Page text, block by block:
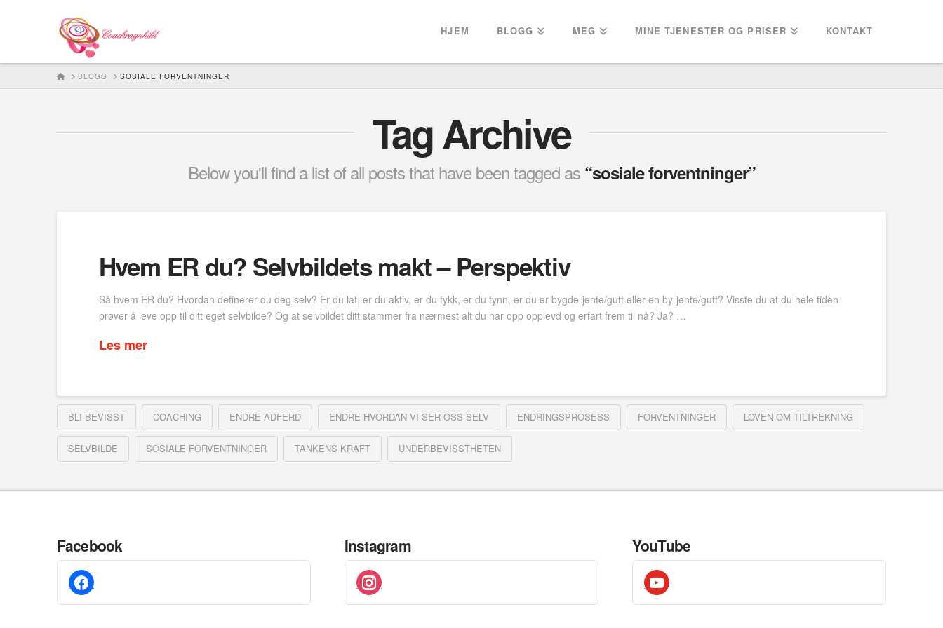
HJEM BLOGG MEG MINE TJENESTER OG PRISER KONTAKT
HOMEBLOGG SOSIALE FORVENTNINGER
Tag Archive
Below you'll find a list of all posts that have been tagged as “sosiale forventninger”
Hvem ER du? Selvbildets makt – Perspektiv
Så hvem ER du? Hvordan definerer du deg selv? Er du lat, er du aktiv, er du tykk, er du tynn, er du er bygde-jente/gutt eller en by-jente/gutt? Visste du at du hele tiden
prøver å leve opp til ditt eget selvbilde? Og at selvbildet ditt stammer fra nærmest alt du har opp opplevd og erfart frem til nå? Ja? …
Les mer
BLI BEVISST COACHING ENDRE ADFERD ENDRE HVORDAN VI SER OSS SELV ENDRINGSPROSESS FORVENTNINGER LOVEN OM TILTREKNING
SELVBILDE SOSIALE FORVENTNINGER TANKENS KRAFT UNDERBEVISSTHETEN
Facebook
facebook
Instagram
instagram
YouTube
youtube